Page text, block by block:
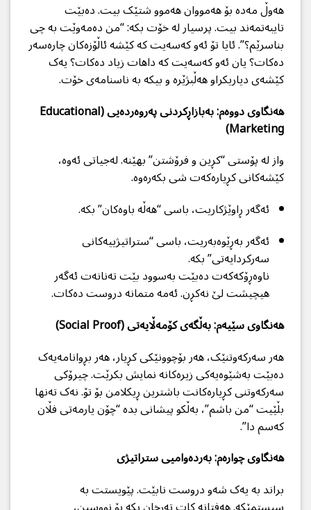
هەوڵ مەدە بۆ هەمووان هەموو شتێک بیت. دەبێت
تایبەتمەند بیت. پرسیار لە خۆت بکە: “من دەمەوێت بە چی
بناسرێم؟”. ئایا تۆ ئەو کەسەیت کە کێشە ئاڵۆزەکان چارەسەر
دەکات؟ یان ئەو کەسەیت کە داهات زیاد دەکات؟ یەک
کێشەی دیاریکراو هەڵبژێرە و بیکە بە ناسنامەی خۆت.
هەنگاوی دووەم: بەبازاڕکردنی پەروەردەیی (Educational
Marketing)
واز لە پۆستی “کڕین و فرۆشتن” بهێنە. لەجیاتی ئەوە،
کێشەکانی کڕیارەکەت شی بکەرەوە.
ئەگەر ڕاوێژکاریت، باسی “هەڵە باوەکان” بکە.
ئەگەر بەڕێوەبەریت، باسی “ستراتیژییەکانی
سەرکردایەتی” بکە.
ناوەڕۆکەکەت دەبێت بەسوود بێت تەنانەت ئەگەر
هیچیشت لێ نەکڕن. ئەمە متمانە دروست دەکات.
هەنگاوی سێیەم: بەڵگەی کۆمەڵایەتی (Social Proof)
هەر سەرکەوتنێک، هەر بۆچوونێکی کڕیار، هەر بڕوانامەیەک
دەبێت بەشێوەیەکی زیرەکانە نمایش بکرێت. چیرۆکی
سەرکەوتنی کڕیارەکانت باشترین ڕیکلامن بۆ تۆ. نەک تەنها
بڵێیت “من باشم”، بەڵکو پیشانی بدە “چۆن یارمەتی فڵان
کەسم دا”.
هەنگاوی چوارەم: بەردەوامیی ستراتیژی
براند بە یەک شەو دروست نابێت. پێویستت بە